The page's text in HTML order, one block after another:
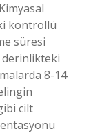
kontrollü
süresi
derinlikteki
8-14
cilt